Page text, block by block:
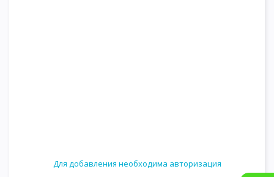
Для добавления необходима авторизация